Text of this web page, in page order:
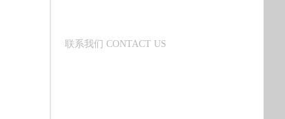
联系我们 CONTACT US